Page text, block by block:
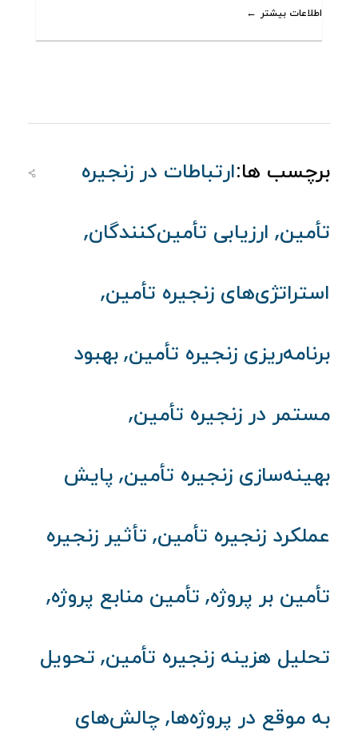
اطلاعات بیشتر
برچسب ها:ارتباطات در زنجیره
تأمین, ارزیابی تأمین‌کنندگان,
استراتژی‌های زنجیره تأمین,
برنامه‌ریزی زنجیره تأمین, بهبود
مستمر در زنجیره تأمین,
بهینه‌سازی زنجیره تأمین, پایش
عملکرد زنجیره تأمین, تأثیر زنجیره
تأمین بر پروژه, تأمین منابع پروژه,
تحلیل هزینه زنجیره تأمین, تحویل
به موقع در پروژه‌ها, چالش‌های